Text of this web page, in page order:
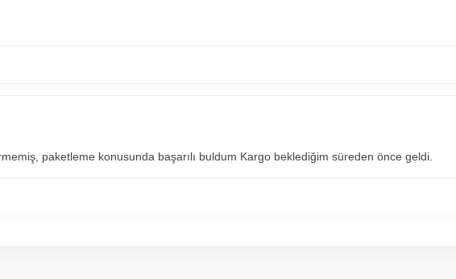
paketleme konusunda başarılı buldum Kargo beklediğim süreden önce geldi.